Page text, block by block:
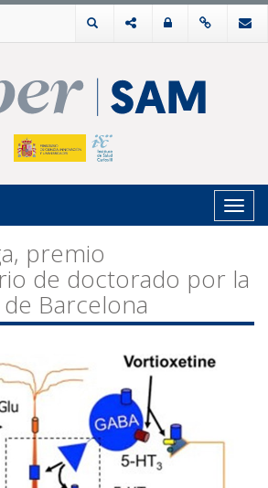
premio
de doctorado por la
Barcelona